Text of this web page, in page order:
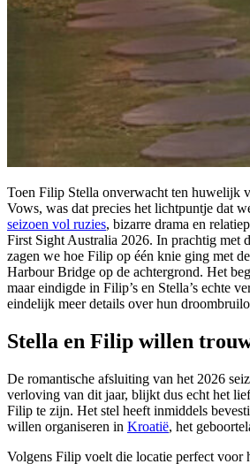
Toen Filip Stella onverwacht ten huwelijk
Vows, was dat precies het lichtpuntje dat
seizoen vol ruzies, bizarre drama en
First Sight Australia 2026. In prachtig met
zagen we hoe Filip op één knie ging met
Harbour Bridge op de achtergrond. Het
maar eindigde in Filip’s en Stella’s echte
eindelijk meer details over hun
Stella en Filip willen
De romantische afsluiting van het 2026
verloving van dit jaar, blijkt dus echt het
Filip te zijn. Het stel heeft inmiddels
willen organiseren in Kroatië, het
Volgens Filip voelt die locatie perfect voor